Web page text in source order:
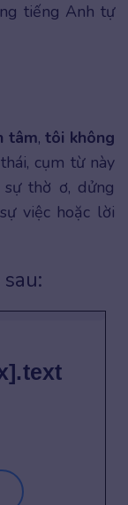
tiếng Anh tự
tâm,tôi không
cụm từ này
thờ ơ, dửng
việc hoặc lời